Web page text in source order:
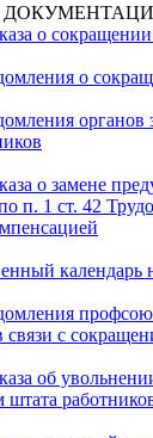
о
о
органов
о замене
п. 1 ст. 42
календарь
связи с
об
штата